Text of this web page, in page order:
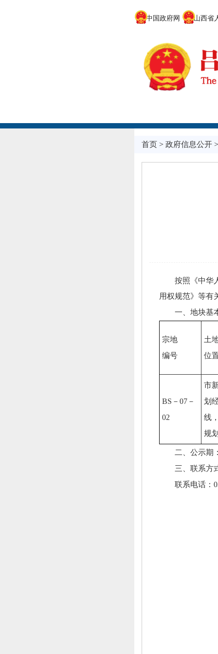
中国政府网 山西省人
首页> 政府信息公开
按照《中华
用权规范》等有
一、地块基
宗地
编号
土
位
BS－07－
02
市
划
线
规
二、公示期
三、联系方
联系电话：